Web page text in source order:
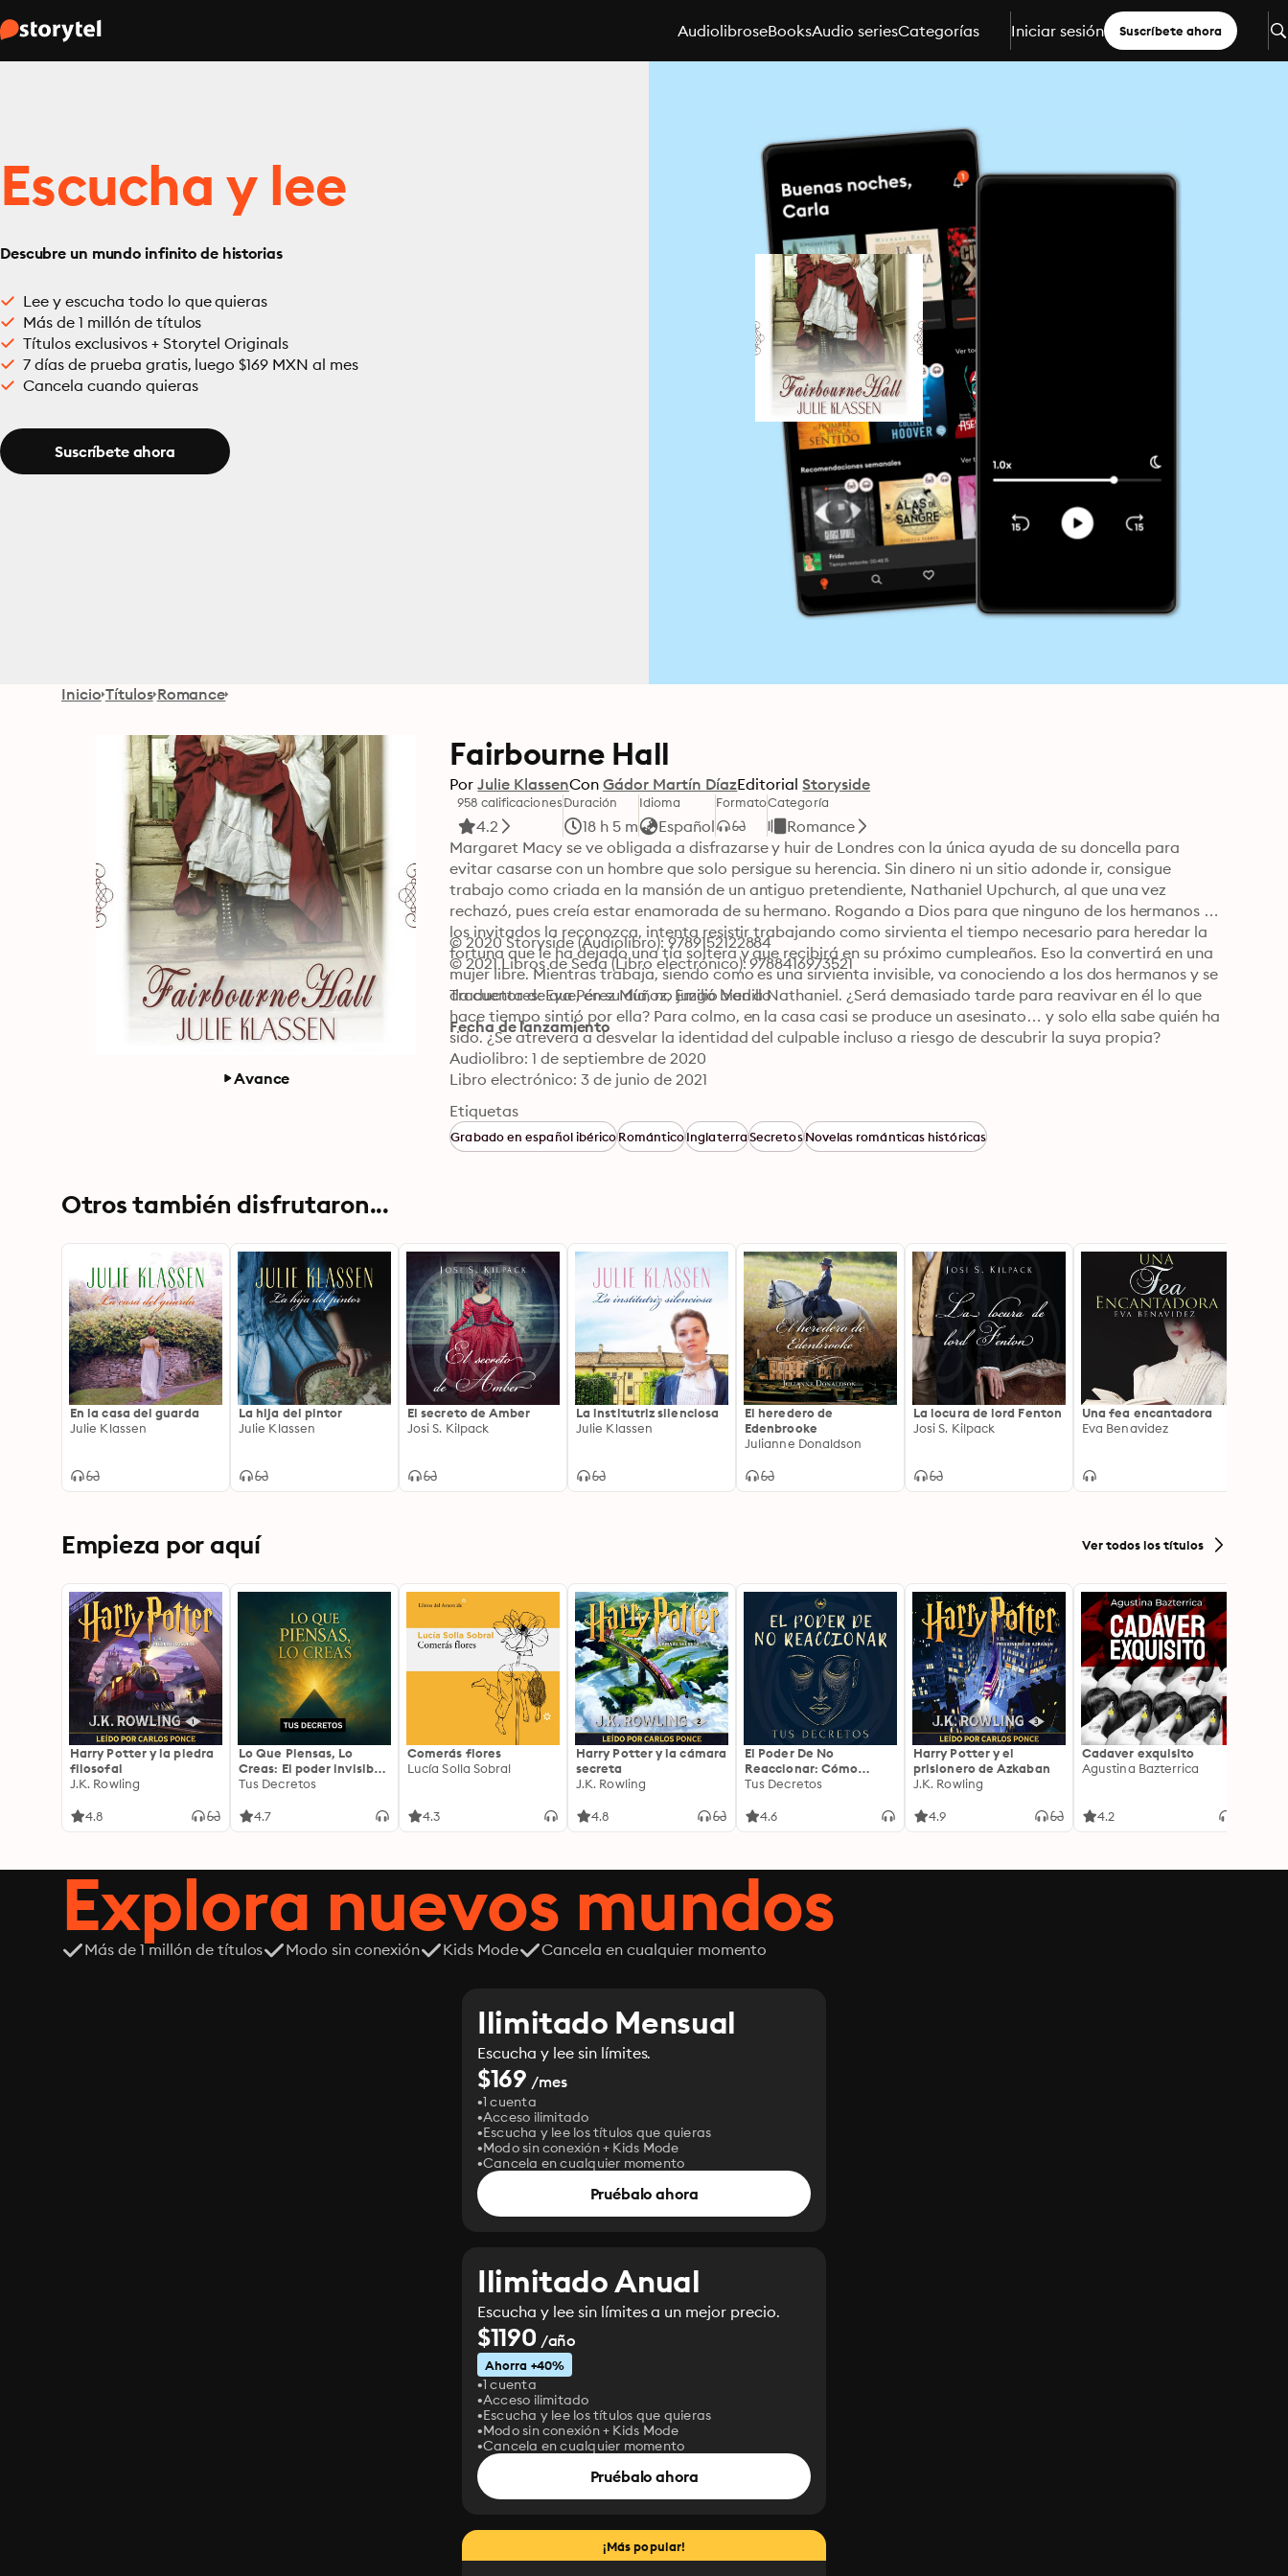
AudiolibroseBooksAudio seriesCategorías Iniciar sesión Suscríbete ahora
Escucha y lee
Descubre un mundo infinito de historias
Lee y escucha todo lo que quieras
Más de 1 millón de títulos
Títulos exclusivos + Storytel Originals
7 días de prueba gratis, luego $169 MXN al mes
Cancela cuando quieras
Suscríbete ahora
Inicio Títulos Romance
Avance
Fairbourne Hall
Por Julie KlassenCon Gádor Martín DíazEditorial Storyside
958 calificaciones
4.2
Duración
18 h 5 m
Idioma
Español
FormatoCategoría
Romance
Margaret Macy se ve obligada a disfrazarse y huir de Londres con la única ayuda de su doncella para
evitar casarse con un hombre que solo persigue su herencia. Sin dinero ni un sitio adonde ir, consigue
trabajo como criada en la mansión de un antiguo pretendiente, Nathaniel Upchurch, al que una vez
rechazó, pues creía estar enamorada de su hermano. Rogando a Dios para que ninguno de los hermanos o
los invitados la reconozca, intenta resistir trabajando como sirvienta el tiempo necesario para heredar la
fortuna que le ha dejado una tía soltera y que recibirá en su próximo cumpleaños. Eso la convertirá en una
mujer libre. Mientras trabaja, siendo como es una sirvienta invisible, va conociendo a los dos hermanos y se
da cuenta de que, en su día, no juzgó bien a Nathaniel. ¿Será demasiado tarde para reavivar en él lo que
hace tiempo sintió por ella? Para colmo, en la casa casi se produce un asesinato… y solo ella sabe quién ha
sido. ¿Se atreverá a desvelar la identidad del culpable incluso a riesgo de descubrir la suya propia?
© 2020 Storyside (Audiolibro): 9789152122884
© 2021 Libros de Seda (Libro electrónico): 9788416973521
Traductores: Eva Pérez Muñoz, Emilio Vadillo
Fecha de lanzamiento
Audiolibro: 1 de septiembre de 2020
Libro electrónico: 3 de junio de 2021
Etiquetas
Grabado en español ibéricoRománticoInglaterraSecretosNovelas románticas históricas
Otros también disfrutaron...
En la casa del guarda
Julie Klassen
La hija del pintor
Julie Klassen
El secreto de Amber
Josi S. Kilpack
La institutriz silenciosa
Julie Klassen
El heredero de
Edenbrooke
Julianne Donaldson
La locura de lord Fenton
Josi S. Kilpack
Una fea encantadora
Eva Benavidez
Empieza por aquí Ver todos los títulos
Harry Potter y la piedra
filosofal
J.K. Rowling
4.8
Lo Que Piensas, Lo
Creas: El poder invisible
de tus palabras, tu
transformar tu realidad
Tus Decretos
4.7
Comerás flores
Lucía Solla Sobral
4.3
Harry Potter y la cámara
secreta
J.K. Rowling
4.8
El Poder De No
Reaccionar: Cómo
Controlar Tus
liberarte de la
serena que transforma
cada decisión
Tus Decretos
4.6
Harry Potter y el
prisionero de Azkaban
J.K. Rowling
4.9
Cadaver exquisito
Agustina Bazterrica
4.2
Explora nuevos mundos
Más de 1 millón de títulos Modo sin conexión Kids Mode Cancela en cualquier momento
Ilimitado Mensual
Escucha y lee sin límites.
$169 /mes
1 cuenta
Acceso ilimitado
Escucha y lee los títulos que quieras
Modo sin conexión + Kids Mode
Cancela en cualquier momento
Pruébalo ahora
Ilimitado Anual
Escucha y lee sin límites a un mejor precio.
$1190 /año
Ahorra +40%
1 cuenta
Acceso ilimitado
Escucha y lee los títulos que quieras
Modo sin conexión + Kids Mode
Cancela en cualquier momento
Pruébalo ahora
¡Más popular!